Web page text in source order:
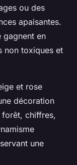
ou des
apaisantes.
gagnent en
non toxiques et
et rose
décoration
forêt, chiffres,
une